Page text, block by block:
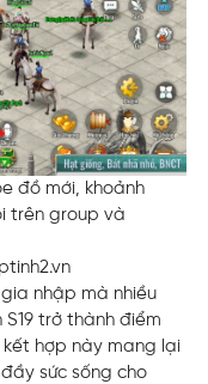
đồ mới, khoảnh
trên group và
nhập mà nhiều
S19 trở thành điểm
kết hợp này mang lại
sức sống cho